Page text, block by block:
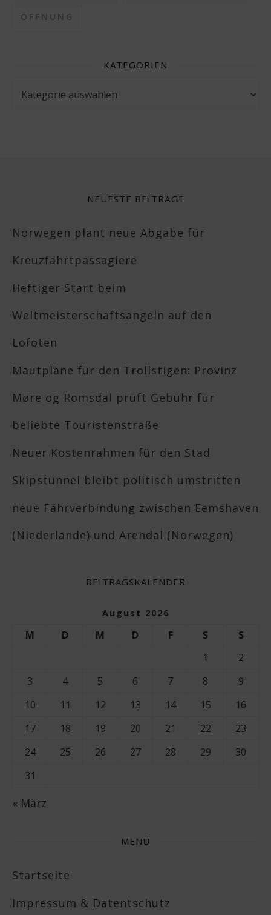
ÖFFNUNG
KATEGORIEN
NEUESTE BEITRÄGE
Norwegen plant neue Abgabe für
Kreuzfahrtpassagiere
Heftiger Start beim
Weltmeisterschaftsangeln auf den
Lofoten
Mautpläne für den Trollstigen: Provinz
Møre og Romsdal prüft Gebühr für
beliebte Touristenstraße
Neuer Kostenrahmen für den Stad
Skipstunnel bleibt politisch umstritten
neue Fährverbindung zwischen Eemshaven
(Niederlande) und Arendal (Norwegen)
BEITRAGSKALENDER
August 2026
M D M D F S
S
1
2
3
4 5 6 7 8
9
10
11 12 13 14 15
16
17
18 19 20 21 22
23
24
25 26 27 28 29
30
31
« März
MENÜ
Startseite
Impressum & Datentschutz